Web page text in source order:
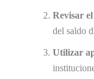
Revisar
del saldo
Utilizar